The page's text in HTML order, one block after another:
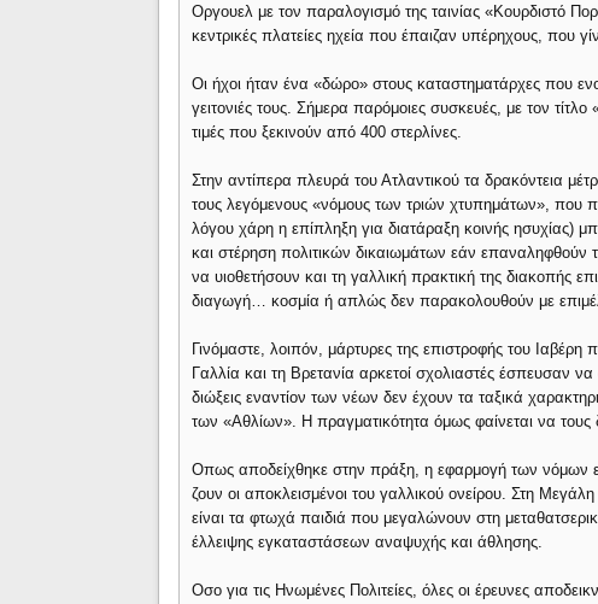
Οργουελ με τον παραλογισμό της ταινίας «Κουρδιστό
κεντρικές πλατείες ηχεία που έπαιζαν υπέρηχους, που
Οι ήχοι ήταν ένα «δώρο» στους καταστηματάρχες που
γειτονιές τους. Σήμερα παρόμοιες συσκευές, με τον
τιμές που ξεκινούν από 400 στερλίνες.
Στην αντίπερα πλευρά του Ατλαντικού τα δρακόντεια
τους λεγόμενους «νόμους των τριών χτυπημάτων», που
λόγου χάρη η επίπληξη για διατάραξη κοινής ησυχίας)
και στέρηση πολιτικών δικαιωμάτων εάν επαναληφθούν
να υιοθετήσουν και τη γαλλική πρακτική της διακοπής
διαγωγή… κοσμία ή απλώς δεν παρακολουθούν με
Γινόμαστε, λοιπόν, μάρτυρες της επιστροφής του
Γαλλία και τη Βρετανία αρκετοί σχολιαστές έσπευσαν
διώξεις εναντίον των νέων δεν έχουν τα ταξικά
των «Αθλίων». Η πραγματικότητα όμως φαίνεται να τους
Οπως αποδείχθηκε στην πράξη, η εφαρμογή των νόμων
ζουν οι αποκλεισμένοι του γαλλικού ονείρου. Στη
είναι τα φτωχά παιδιά που μεγαλώνουν στη
έλλειψης εγκαταστάσεων αναψυχής και άθλησης.
Οσο για τις Ηνωμένες Πολιτείες, όλες οι έρευνες